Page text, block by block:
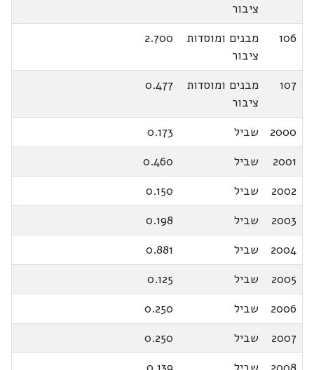
ציבור
106
מבנים ומוסדות
ציבור
2.700
107
מבנים ומוסדות
ציבור
0.477
2000 שביל
0.173
2001
שביל
0.460
2002
שביל
0.150
2003
שביל
0.198
2004
שביל
0.881
2005
שביל
0.125
2006
שביל
0.250
2007
שביל
0.250